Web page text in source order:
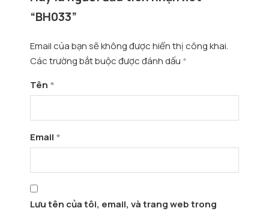
“BH033”
Email của bạn sẽ không được hiển thị công khai.
Các trường bắt buộc được đánh dấu *
Tên *
Email *
Lưu tên của tôi, email, và trang web trong